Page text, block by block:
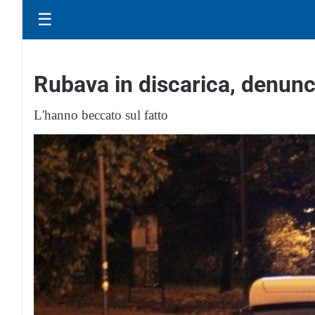
☰
Rubava in discarica,
L'hanno beccato sul fatto